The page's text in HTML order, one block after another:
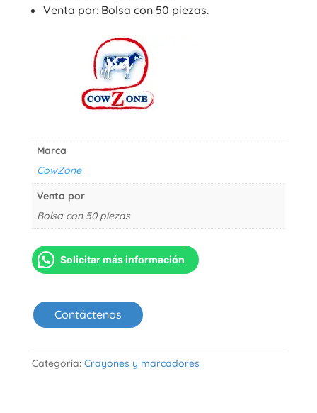
Venta por: Bolsa con 50 piezas.
Marca
CowZone
Venta por
Bolsa con 50 piezas
Solicitar más información
Contáctenos
Categoría: Crayones y marcadores